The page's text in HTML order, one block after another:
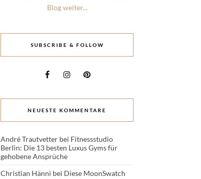
Blog weiter...
SUBSCRIBE & FOLLOW
NEUESTE KOMMENTARE
André Trautvetter bei Fitnessstudio
Berlin: Die 13 besten Luxus Gyms für
gehobene Ansprüche
Christian Hänni bei Diese MoonSwatch